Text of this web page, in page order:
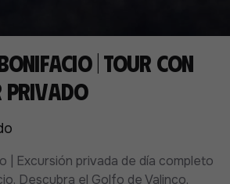
| Tour con
privado
| Excursión privada de día completo
Descubra el Golfo de Valinco,